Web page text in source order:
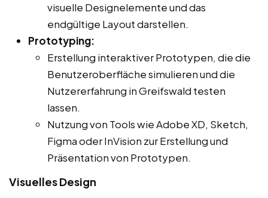
visuelle Designelemente und das
endgültige Layout darstellen.
Prototyping:
Erstellung interaktiver Prototypen, die die
Benutzeroberfläche simulieren und die
Nutzererfahrung in Greifswald testen
lassen.
Nutzung von Tools wie Adobe XD, Sketch,
Figma oder InVision zur Erstellung und
Präsentation von Prototypen.
Visuelles Design